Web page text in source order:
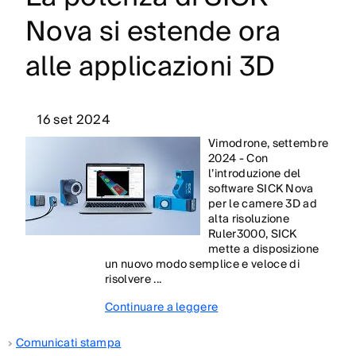
Nova si estende ora
alle applicazioni 3D
16 set 2024
Vimodrone, settembre
2024 - Con
l’introduzione del
software SICK Nova
per le camere 3D ad
alta risoluzione
Ruler3000, SICK
mette a disposizione
un nuovo modo semplice e veloce di
risolvere ...
Continuare a leggere
Comunicati stampa